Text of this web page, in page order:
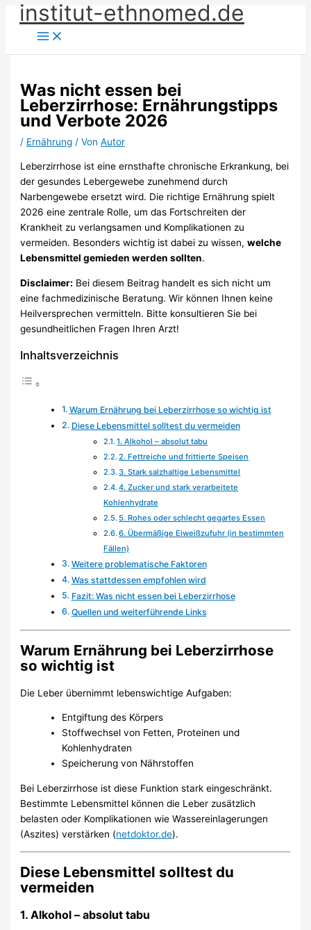
Zum
Inhalt
springen
institut-ethnomed.de
Was nicht essen bei
Leberzirrhose: Ernährungstipps
und Verbote 2026
/ Ernährung / VonAutor
Leberzirrhose ist eine ernsthafte chronische Erkrankung, bei
der gesundes Lebergewebe zunehmend durch
Narbengewebe ersetzt wird. Die richtige Ernährung spielt
2026 eine zentrale Rolle, um das Fortschreiten der
Krankheit zu verlangsamen und Komplikationen zu
vermeiden. Besonders wichtig ist dabei zu wissen,welche
Lebensmittel gemieden werden sollten.
Disclaimer: Bei diesem Beitrag handelt es sich nicht um
eine fachmedizinische Beratung. Wir können Ihnen keine
Heilversprechen vermitteln. Bitte konsultieren Sie bei
gesundheitlichen Fragen Ihren Arzt!
Inhaltsverzeichnis
Warum Ernährung bei Leberzirrhose so wichtig ist
Diese Lebensmittel solltest du vermeiden
1. Alkohol – absolut tabu
2. Fettreiche und frittierte Speisen
3. Stark salzhaltige Lebensmittel
4. Zucker und stark verarbeitete
Kohlenhydrate
5. Rohes oder schlecht gegartes Essen
6. Übermäßige Eiweißzufuhr (in bestimmten
Fällen)
Weitere problematische Faktoren
Was stattdessen empfohlen wird
Fazit: Was nicht essen bei Leberzirrhose
Quellen und weiterführende Links
Warum Ernährung bei Leberzirrhose
so wichtig ist
Die Leber übernimmt lebenswichtige Aufgaben:
Entgiftung des Körpers
Stoffwechsel von Fetten, Proteinen und
Kohlenhydraten
Speicherung von Nährstoffen
Bei Leberzirrhose ist diese Funktion stark eingeschränkt.
Bestimmte Lebensmittel können die Leber zusätzlich
belasten oder Komplikationen wie Wassereinlagerungen
(Aszites) verstärken (netdoktor.de).
Diese Lebensmittel solltest du
vermeiden
1. Alkohol – absolut tabu